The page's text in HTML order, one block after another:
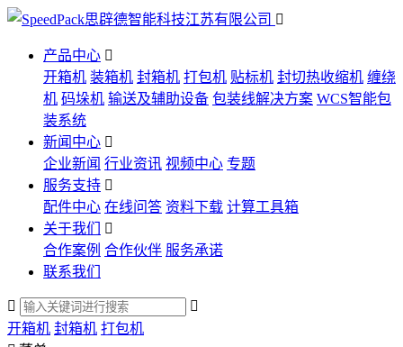

产品中心 
开箱机 装箱机 封箱机 打包机 贴标机 封切热收缩机 缠绕
机 码垛机 输送及辅助设备 包装线解决方案 WCS智能包
装系统
新闻中心 
企业新闻 行业资讯 视频中心 专题
服务支持 
配件中心 在线问答 资料下载 计算工具箱
关于我们

合作案例 合作伙伴 服务承诺
联系我们


开箱机 封箱机 打包机